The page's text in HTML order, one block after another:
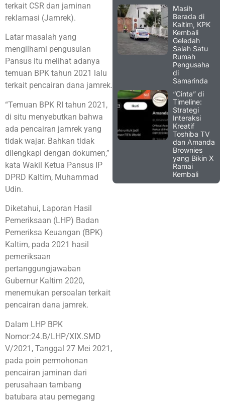
terkait CSR dan jaminan
reklamasi (Jamrek).
Latar masalah yang
mengilhami pengusulan
Pansus itu melihat adanya
temuan BPK tahun 2021 lalu
terkait pencairan dana jamrek.
“Temuan BPK RI tahun 2021,
di situ menyebutkan bahwa
ada pencairan jamrek yang
tidak wajar. Bahkan tidak
dilengkapi dengan dokumen,”
kata Wakil Ketua Pansus IP
DPRD Kaltim, Muhammad
Udin.
Diketahui, Laporan Hasil
Pemeriksaan (LHP) Badan
Pemeriksa Keuangan (BPK)
Kaltim, pada 2021 hasil
pemeriksaan
pertanggungjawaban
Gubernur Kaltim 2020,
menemukan persoalan terkait
pencairan dana jamrek.
Dalam LHP BPK
Nomor:24.B/LHP/XIX.SMD
V/2021, Tanggal 27 Mei 2021,
pada poin permohonan
pencairan jaminan dari
perusahaan tambang
batubara atau pemegang
Masih
Berada di
Kaltim, KPK
Kembali
Geledah
Salah Satu
Rumah
Pengusaha
di
Samarinda
“Cinta” di
Timeline:
Strategi
Interaksi
Kreatif
Toshiba TV
dan Amanda
Brownies
yang Bikin X
Ramai
Kembali